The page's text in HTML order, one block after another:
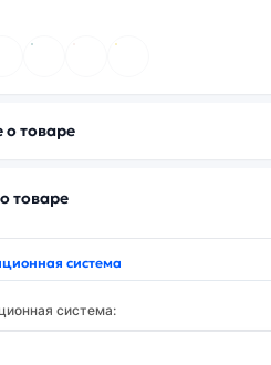
товаре
товаре
система
система: